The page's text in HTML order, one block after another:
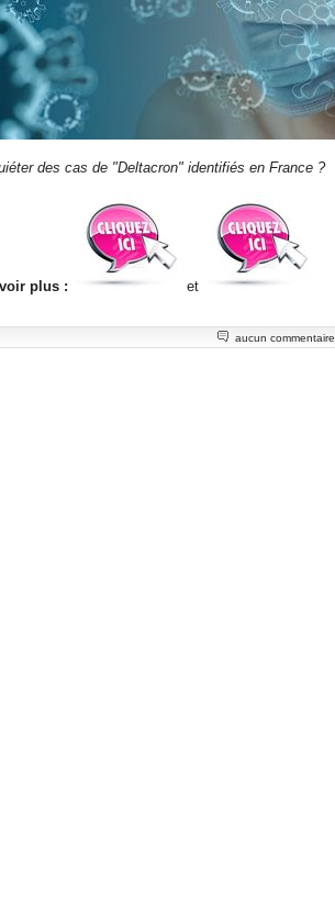
des cas de "Deltacron" identifiés en France ?
plus : et
aucun commentaire